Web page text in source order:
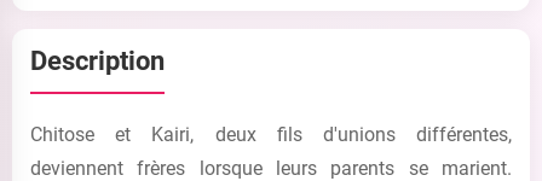
Description
Chitose et Kairi, deux fils d'unions différentes,
deviennent frères lorsque leurs parents se marient.